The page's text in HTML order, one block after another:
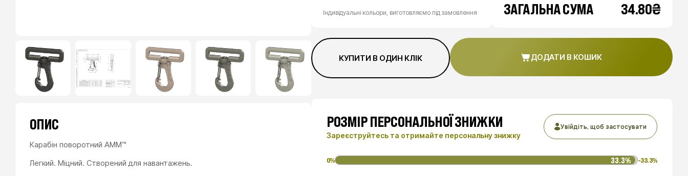
ОПИС
Карабін поворотний AMM™
Легкий. Міцний. Створений для навантажень.
Індивідуальні кольори, виготовляємо під замовлення ЗАГАЛЬНА СУМА 34.80₴
ДОДАТИ В КОШИК
КУПИТИ В ОДИН КЛІК
РОЗМІР ПЕРСОНАЛЬНОЇ ЗНИЖКИ
Зареєструйтесь та отримайте персональну знижку
Увійдіть, щоб застосувати
0% 33.3% -33.3%